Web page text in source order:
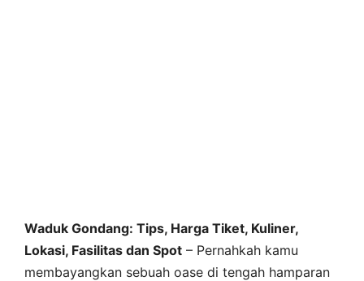
Waduk Gondang: Tips, Harga Tiket, Kuliner,
Lokasi, Fasilitas dan Spot – Pernahkah kamu
membayangkan sebuah oase di tengah hamparan